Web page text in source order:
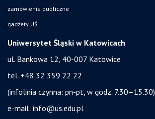
zamówienia publiczne
gadżety UŚ
Uniwersytet Śląski w Katowicach
ul. Bankowa 12, 40-007 Katowice
tel. +48 32 359 22 22
(infolinia czynna: pn-pt, w godz. 7.30–15.30)
e-mail: info@us.edu.pl